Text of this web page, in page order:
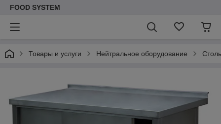
FOOD SYSTEM
Товары и услуги Нейтральное оборудование